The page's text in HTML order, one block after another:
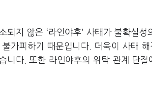
되지 않은 ‘라인야후’ 사태가 불확실성
가피하기 때문입니다.
더욱이 사태
니다.또한 라인야후의 위탁 관계 단